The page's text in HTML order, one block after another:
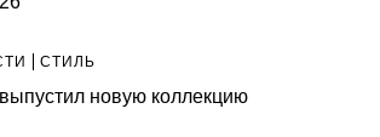
СТИЛЬ
новую коллекцию